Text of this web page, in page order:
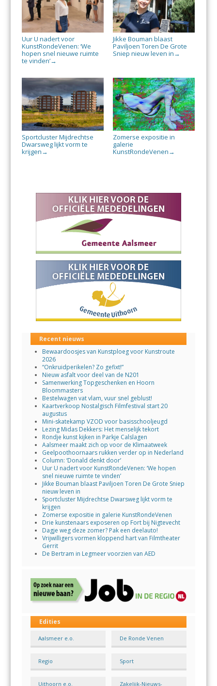
Uur U nadert voor
KunstRondeVenen: ‘We
hopen snel nieuwe ruimte
te vinden’→
Jikke Bouman blaast
Paviljoen Toren De Grote
Sniep nieuw leven in →
Sportcluster Mijdrechtse
Dwarsweg lijkt vorm te
krijgen →
Zomerse expositie in
galerie
KunstRondeVenen →
Recent nieuws
Bewaardoosjes van Kunstploeg voor Kunstroute
2026
“Onkruidperikelen? Zo gefixt!”
Nieuw asfalt voor deel van de N201
Samenwerking Topgeschenken en Hoorn
Bloommasters
Bestelwagen vat vlam, vuur snel geblust!
Kaartverkoop Nostalgisch Filmfestival start 20
augustus
Mini-skatekamp VZOD voor basisschooljeugd
Lezing Midas Dekkers: Het menselijk tekort
Rondje kunst kijken in Parkje Calslagen
Aalsmeer maakt zich op voor de Klimaatweek
Geelpoothoornaars rukken verder op in Nederland
Column: ‘Donald denkt door’
Uur U nadert voor KunstRondeVenen: ‘We hopen
snel nieuwe ruimte te vinden’
Jikke Bouman blaast Paviljoen Toren De Grote Sniep
nieuw leven in
Sportcluster Mijdrechtse Dwarsweg lijkt vorm te
krijgen
Zomerse expositie in galerie KunstRondeVenen
Drie kunstenaars exposeren op Fort bij Nigtevecht
Dagje weg deze zomer? Pak een deelauto!
Vrijwilligers vormen kloppend hart van Filmtheater
Gerrit
De Bertram in Legmeer voorzien van AED
Edities
Aalsmeer e.o. De Ronde Venen
Regio Sport
Uithoorn e.o.
Zakelijk-Nieuws-